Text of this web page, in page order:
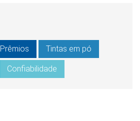
Prêmios Tintas em pó
Confiabilidade